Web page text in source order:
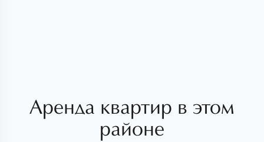
Аренда квартир в этом
районе